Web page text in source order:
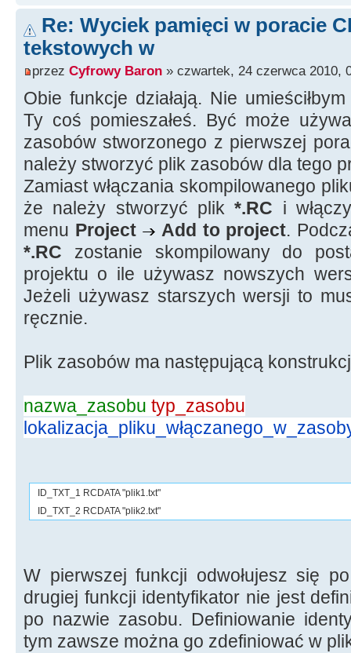
// jej wywołanie wywala blad z
Memo2->Text =
Re: Wyciek pamięci w poracie
tekstowych w
przez Cyfrowy Baron » czwartek, 24 czerwca 2010,
Obie funkcje działają. Nie
Ty coś pomieszałeś. Być może
zasobów stworzonego z pierwszej
należy stworzyć plik zasobów dla tego
Zamiast włączania skompilowanego
że należy stworzyć plik*.RC i
menu Project Add to project.
*.RC zostanie skompilowany do
projektu o ile używasz nowszych
Jeżeli używasz starszych wersji to
ręcznie.
Plik zasobów ma następującą
nazwa_zasobu typ_zasobu
ID_TXT_1 RCDATA "plik1.txt"
ID_TXT_2 RCDATA "plik2.txt"
W pierwszej funkcji odwołujesz się
drugiej funkcji identyfikator nie jest
po nazwie zasobu. Definiowanie
tym zawsze można go zdefiniować w